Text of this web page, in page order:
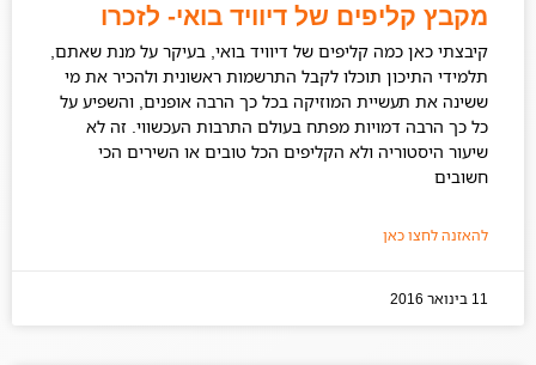
מקבץ קליפים של דיוויד בואי- לזכרו
קיבצתי כאן כמה קליפים של דיוויד בואי, בעיקר על מנת שאתם,
תלמידי התיכון תוכלו לקבל התרשמות ראשונית ולהכיר את מי
ששינה את תעשיית המוזיקה בכל כך הרבה אופנים, והשפיע על
כל כך הרבה דמויות מפתח בעולם התרבות העכשווי. זה לא
שיעור היסטוריה ולא הקליפים הכל טובים או השירים הכי
חשובים
להאזנה לחצו כאן
11 בינואר 2016